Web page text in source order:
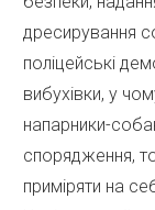
дресирування
поліцейські
вибухівки, у
напарники-
спорядження,
приміряти на